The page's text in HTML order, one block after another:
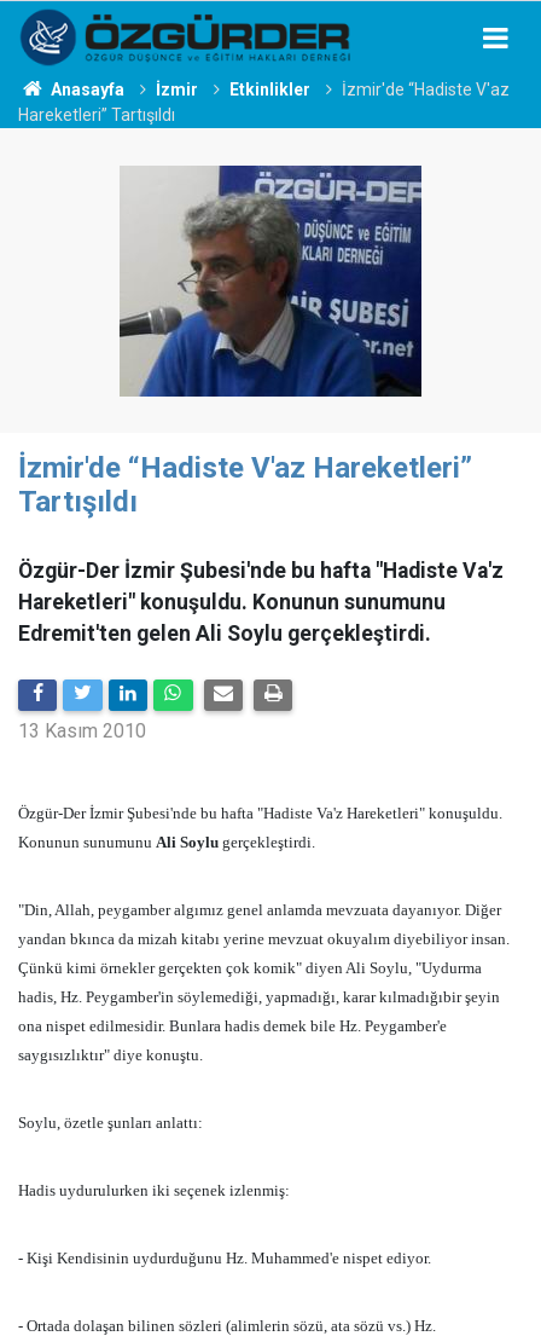
Anasayfa İzmir Etkinlikler
İzmir'de “Hadiste V'az
Hareketleri” Tartışıldı
İzmir'de “Hadiste V'az Hareketleri”
Tartışıldı
Özgür-Der İzmir Şubesi'nde bu hafta "Hadiste Va'z
Hareketleri" konuşuldu. Konunun sunumunu
Edremit'ten gelen Ali Soylu gerçekleştirdi.
13 Kasım 2010
Özgür-Der İzmir Şubesi'nde bu hafta "Hadiste Va'z Hareketleri" konuşuldu.
Konunun sunumunu Ali Soylu gerçekleştirdi.
"Din, Allah, peygamber algımız genel anlamda mevzuata dayanıyor. Diğer
yandan bkınca da mizah kitabı yerine mevzuat okuyalım diyebiliyor insan.
Çünkü kimi örnekler gerçekten çok komik" diyen Ali Soylu, "Uydurma
hadis, Hz. Peygamber'in söylemediği, yapmadığı, karar kılmadığıbir şeyin
ona nispet edilmesidir. Bunlara hadis demek bile Hz. Peygamber'e
saygısızlıktır" diye konuştu.
Soylu, özetle şunları anlattı:
Hadis uydurulurken iki seçenek izlenmiş:
- Kişi Kendisinin uydurduğunu Hz. Muhammed'e nispet ediyor.
- Ortada dolaşan bilinen sözleri (alimlerin sözü, ata sözü vs.) Hz.